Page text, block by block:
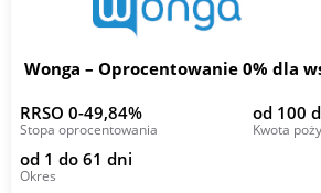
Wonga – Oprocentowanie 0% dla
RRSO 0-49,84%
Stopa oprocentowania
od 100
Kwota
od 1 do 61 dni
Okres